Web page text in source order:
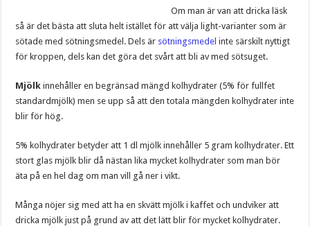
Om man är van att dricka läsk
så är det bästa att sluta helt istället för att välja light-varianter som är
sötade med sötningsmedel. Dels är sötningsmedel inte särskilt nyttigt
för kroppen, dels kan det göra det svårt att bli av med sötsuget.
Mjölk innehåller en begränsad mängd kolhydrater (5% för fullfet
standardmjölk) men se upp så att den totala mängden kolhydrater inte
blir för hög.
5% kolhydrater betyder att 1 dl mjölk innehåller 5 gram kolhydrater. Ett
stort glas mjölk blir då nästan lika mycket kolhydrater som man bör
äta på en hel dag om man vill gå ner i vikt.
Många nöjer sig med att ha en skvätt mjölk i kaffet och undviker att
dricka mjölk just på grund av att det lätt blir för mycket kolhydrater.